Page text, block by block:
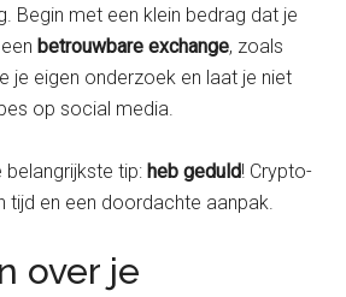
Begin met een klein bedrag dat je
betrouwbare exchange, zoals
je eigen onderzoek en laat je niet
op social media.
belangrijkste tip: heb geduld! Crypto-
tijd en een doordachte aanpak.
over je